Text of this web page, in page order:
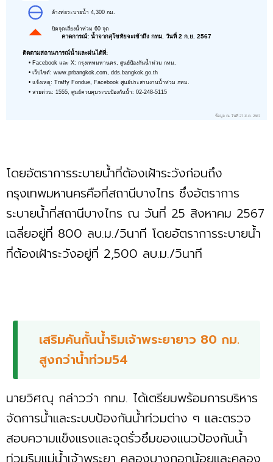
ล้างท่อระบายน้ำ 4,300 กม.
ปิดจุดเสี่ยงน้ำท่วม 60 จุด
คาดการณ์: น้ำจากสุโขทัยจะเข้าถึง กทม. วันที่ 2 ก.ย. 2567
ติดตามสถานการณ์น้ำและฝนได้ที่:
• Facebook และ X: กรุงเทพมหานคร, ศูนย์ป้องกันน้ำท่วม กทม.
• เว็บไซต์: www.prbangkok.com, dds.bangkok.go.th
• แจ้งเหตุ: Traffy Fondue, Facebook ศูนย์ประสานงานน้ำท่วม กทม.
• สายด่วน: 1555, ศูนย์ควบคุมระบบป้องกันน้ำ: 02-248-5115
ข้อมูล ณ วันที่ 27 ส.ค. 2567
โดยอัตราการระบายน้ำที่ต้องเฝ้าระวังก่อนถึง
กรุงเทพมหานครคือที่สถานีบางไทร ซึ่งอัตราการ
ระบายน้ำที่สถานีบางไทร ณ วันที่ 25 สิงหาคม 2567
เฉลี่ยอยู่ที่ 800 ลบ.ม./วินาที โดยอัตราการระบายน้ำ
ที่ต้องเฝ้าระวังอยู่ที่ 2,500 ลบ.ม./วินาที
เสริมคันกั้นน้ำริมเจ้าพระยายาว 80 กม.
สูงกว่าน้ำท่วม54
นายวิศณุ กล่าวว่า กทม. ได้เตรียมพร้อมการบริหาร
จัดการน้ำและระบบป้องกันน้ำท่วมต่าง ๆ และตรวจ
สอบความแข็งแรงและจุดรั่วซึมของแนวป้องกันน้ำ
ท่วมริมแม่น้ำเจ้าพระยา คลองบางกอกน้อยและคลอง